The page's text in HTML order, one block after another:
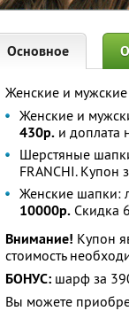
Основное
Женские и
Женские и
430р. и доплата
Шерстяные
FRANCHI. Купон
Женские шапки:
10000р. Скидка
Внимание! Купон
стоимость
БОНУС: шарф за
Вы можете